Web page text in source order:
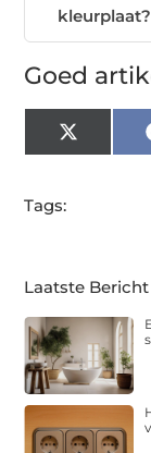
kleurplaat?
Goed
X
(Twitter)
Tags:
Laatste Bericht